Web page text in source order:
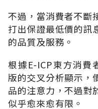
不過，當消費者不斷
打出保證最低價的訊
的品質及服務。
根據E-ICP東方消費
版的交叉分析顯示，
品的注意力，不過對
似乎愈來愈有限。